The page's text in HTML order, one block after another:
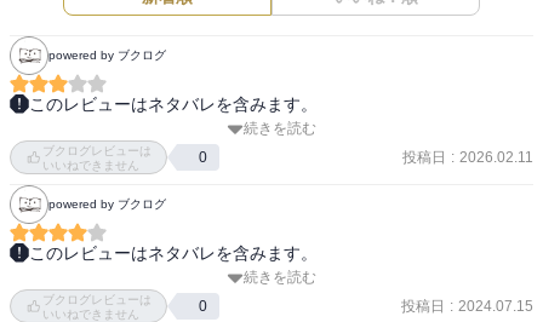
powered by ブクログ
このレビューはネタバレを含みます。
本物だけれどカミングアウトのタイミングによっては
逆に疑われてしまうから難しいの、
ちょっと人狼ゲームみたいだ。
相変わらず青児さんが不憫な目に遭うのが心配。
続きを読む
ブクログレビューは
いいねできません
0 投稿日 : 2026.02.11
powered by ブクログ
このレビューはネタバレを含みます。
でも何かおかしい、見落としてることがある気がする。そうだけ
続きを読む
ブクログレビューは
いいねできません
0 投稿日 : 2024.07.15